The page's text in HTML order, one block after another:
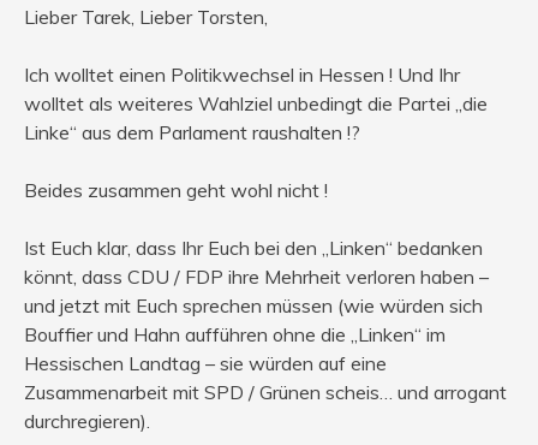
Lieber Tarek, Lieber Torsten,
Ich wolltet einen Politikwechsel in Hessen ! Und Ihr
wolltet als weiteres Wahlziel unbedingt die Partei „die
Linke“ aus dem Parlament raushalten !?
Beides zusammen geht wohl nicht !
Ist Euch klar, dass Ihr Euch bei den „Linken“ bedanken
könnt, dass CDU / FDP ihre Mehrheit verloren haben –
und jetzt mit Euch sprechen müssen (wie würden sich
Bouffier und Hahn aufführen ohne die „Linken“ im
Hessischen Landtag – sie würden auf eine
Zusammenarbeit mit SPD / Grünen scheis… und arrogant
durchregieren).